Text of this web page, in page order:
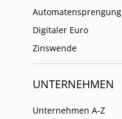
Automatensprengung
Digitaler Euro
Zinswende
UNTERNEHMEN
Unternehmen A-Z